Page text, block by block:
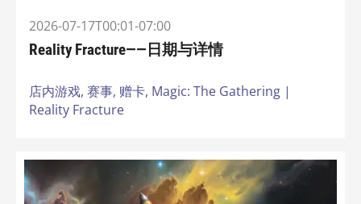
2026-07-17T00:01-07:00
Reality Fracture——日期与详情
店内游戏, 赛事, 赠卡, Magic: The Gathering |
Reality Fracture